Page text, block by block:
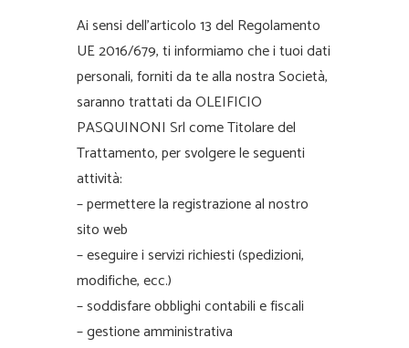
Ai sensi dell’articolo 13 del Regolamento
UE 2016/679, ti informiamo che i tuoi dati
personali, forniti da te alla nostra Società,
saranno trattati da OLEIFICIO
PASQUINONI Srl come Titolare del
Trattamento, per svolgere le seguenti
attività:
– permettere la registrazione al nostro
sito web
– eseguire i servizi richiesti (spedizioni,
modifiche, ecc.)
– soddisfare obblighi contabili e fiscali
– gestione amministrativa